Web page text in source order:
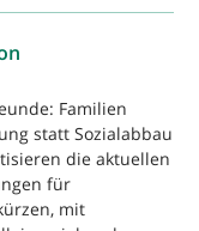
Familien
statt Sozialabbau
die aktuellen
für
mit